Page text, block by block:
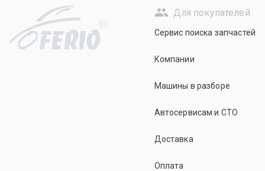
R
Для покупателей
Сервис поиска запчастей
Компании
Машины в разборе
Автосервисам и СТО
Доставка
Оплата